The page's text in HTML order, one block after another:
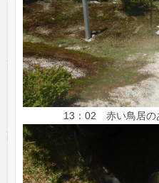
13：02 赤い鳥居の